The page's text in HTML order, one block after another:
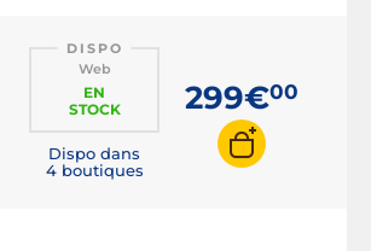
DISPO
Web
EN
STOCK
Dispo dans
4 boutiques
299€00